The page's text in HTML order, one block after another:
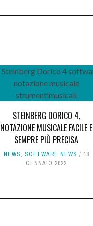
STEINBERG DORICO 4,
NOTAZIONE MUSICALE FACILE E
SEMPRE PIÙ PRECISA
NEWS, SOFTWARE NEWS
18
GENNAIO 2022